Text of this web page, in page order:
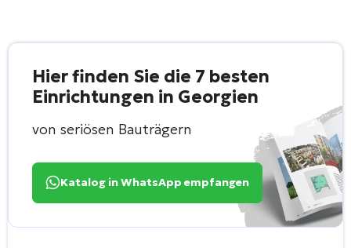
Hier finden Sie die 7 besten
Einrichtungen in Georgien
von seriösen Bauträgern
Katalog in WhatsApp empfangen